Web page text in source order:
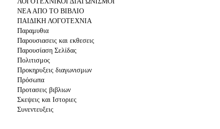
ΝΕΑ ΑΠΟ ΤΟ ΒΙΒΛΙΟ
ΠΑΙΔΙΚΗ ΛΟΓΟΤΕΧΝΙΑ
Παραμυθια
Παρουσιασεις και εκθεσεις
Παρουσίαση Σελίδας
Πολιτισμος
Προκηρυξεις διαγωνισμων
Πρόσωπα
Προτασεις βιβλιων
Σκεψεις και Ιστοριες
Συνεντευξεις